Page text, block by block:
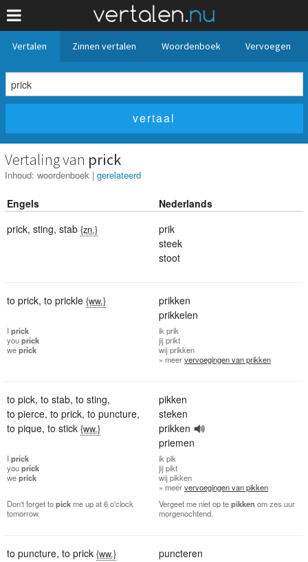
Vertalen Zinnen vertalen Woordenboek Vervoegen
Vertaling van prick
Inhoud: woordenboek | gerelateerd
Engels
Nederlands
prick, sting, stab {zn.}
prik
steek
stoot
to prick, to prickle {ww.}
prikken
prikkelen
I prick
youprick
weprick
ik prik
jijprikt
wijprikken
» meervervoegingen van prikken
to pick, to stab, to sting,
to pierce, to prick, to puncture,
to pique, to stick {ww.}
pikken
steken
prikken
priemen
I prick
youprick
weprick
ik pik
jijpikt
wijpikken
» meervervoegingen van pikken
Don't forget topickme up at 6 o'clock
tomorrow.
Vergeet me niet op tepikken om zes uur
morgenochtend.
to puncture, to prick {ww.} puncteren